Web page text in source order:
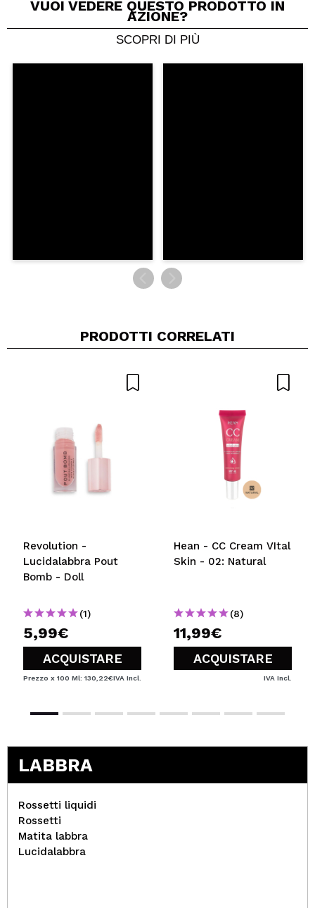
VUOI VEDERE QUESTO PRODOTTO IN
AZIONE?
SCOPRI DI PIÙ
PRODOTTI CORRELATI
Revolution -
Lucidalabbra Pout
Bomb - Doll
(1)
5,99€
ACQUISTARE
Prezzo x 100 Ml: 130,22€IVA Incl.
Hean - CC Cream VItal
Skin - 02: Natural
(8)
11,99€
ACQUISTARE
IVA Incl.
LABBRA
Rossetti liquidi
Rossetti
Matita labbra
Lucidalabbra